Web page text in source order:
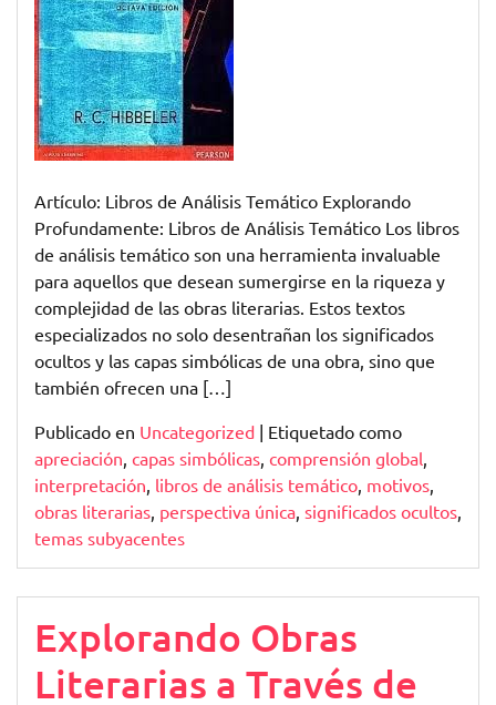
Análisis
Temático
Artículo: Libros de Análisis Temático Explorando
Profundamente: Libros de Análisis Temático Los libros
de análisis temático son una herramienta invaluable
para aquellos que desean sumergirse en la riqueza y
complejidad de las obras literarias. Estos textos
especializados no solo desentrañan los significados
ocultos y las capas simbólicas de una obra, sino que
también ofrecen una […]
Publicado en Uncategorized | Etiquetado como
apreciación, capas simbólicas, comprensión global,
interpretación, libros de análisis temático, motivos,
obras literarias, perspectiva única, significados ocultos,
temas subyacentes
Explorando Obras
Literarias a Través de